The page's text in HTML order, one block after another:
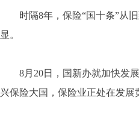
时隔8年，保险“国十条”从旧
显。
8月20日，国新办就加快发展
兴保险大国，保险业正处在发展